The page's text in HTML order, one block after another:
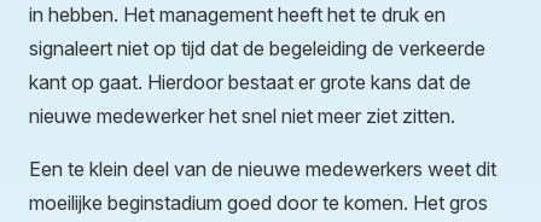
in hebben. Het management heeft het te druk en
signaleert niet op tijd dat de begeleiding de verkeerde
kant op gaat. Hierdoor bestaat er grote kans dat de
nieuwe medewerker het snel niet meer ziet zitten.
Een te klein deel van de nieuwe medewerkers weet dit
moeilijke beginstadium goed door te komen. Het gros